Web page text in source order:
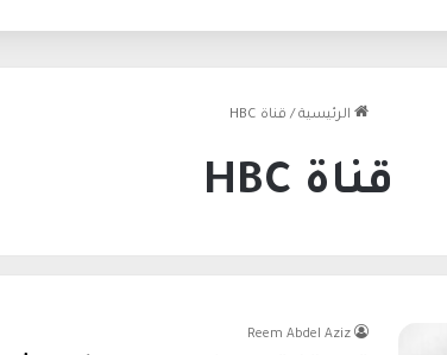
الرئيسية / قناة HBC
قناة HBC
Reem Abdel Aziz